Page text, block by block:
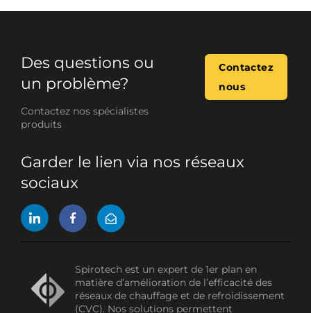
Des questions ou
un problème?
Contactez nos spécialistes
produits
Contactez
nous
Garder le lien via nos réseaux
sociaux
Spirotech est un expert de 1er plan en
matière d’amélioration de l’efficacité des
réseaux de chauffage et de refroidissement
(CVC). Nos solutions permettent